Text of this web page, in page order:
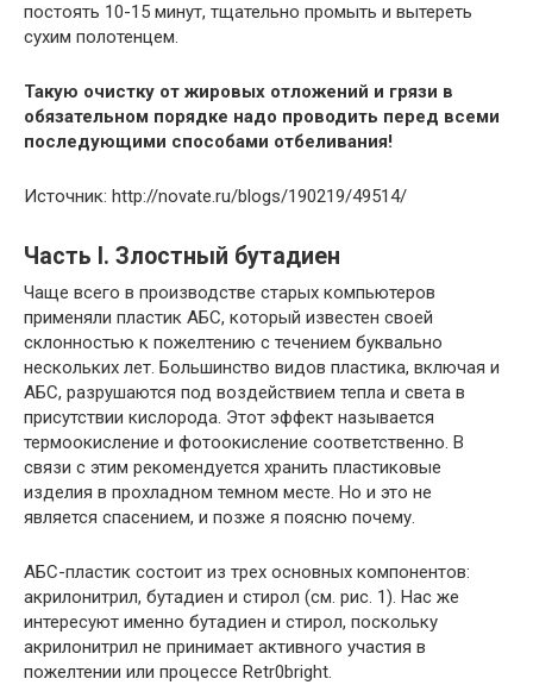
постоять 10-15 минут, тщательно промыть и вытереть
сухим полотенцем.
Такую очистку от жировых отложений и грязи в
обязательном порядке надо проводить перед всеми
последующими способами отбеливания!
Источник: http://novate.ru/blogs/190219/49514/
Часть I. Злостный бутадиен
Чаще всего в производстве старых компьютеров
применяли пластик АБС, который известен своей
склонностью к пожелтению с течением буквально
нескольких лет. Большинство видов пластика, включая и
АБС, разрушаются под воздействием тепла и света в
присутствии кислорода. Этот эффект называется
термоокисление и фотоокисление соответственно. В
связи с этим рекомендуется хранить пластиковые
изделия в прохладном темном месте. Но и это не
является спасением, и позже я поясню почему.
АБС-пластик состоит из трех основных компонентов:
акрилонитрил, бутадиен и стирол (см. рис. 1). Нас же
интересуют именно бутадиен и стирол, поскольку
акрилонитрил не принимает активного участия в
пожелтении или процессе Retr0bright.